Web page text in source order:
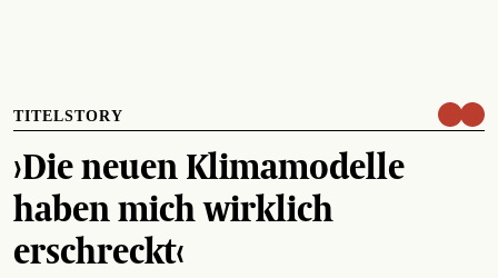
TITELSTORY
›Die neuen Klimamodelle
haben mich wirklich
erschreckt‹